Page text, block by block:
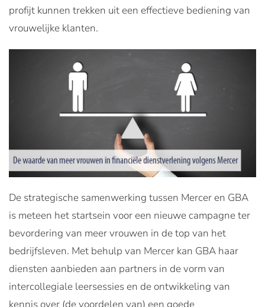
profijt kunnen trekken uit een effectieve bediening van
vrouwelijke klanten.
De strategische samenwerking tussen Mercer en GBA
is meteen het startsein voor een nieuwe campagne ter
bevordering van meer vrouwen in de top van het
bedrijfsleven. Met behulp van Mercer kan GBA haar
diensten aanbieden aan partners in de vorm van
intercollegiale leersessies en de ontwikkeling van
kennis over (de voordelen van) een goede